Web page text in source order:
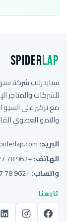
SpiderLap
للشركات والمتاجر
مع تركيز على السيو
والنمو العضوي
البريد:
الهاتف:+962 78 627 1588
واتساب:+962 78 627 1588
تابعنا